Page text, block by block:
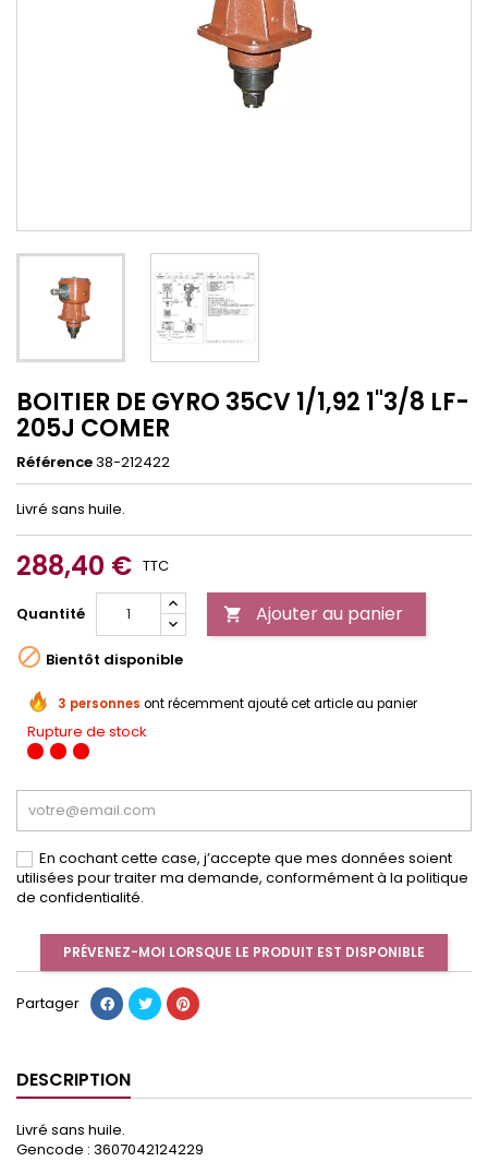
BOITIER DE GYRO 35CV 1/1,92 1"3/8 LF-
205J COMER
Référence38-212422
Livré sans huile.
288,40 € TTC
Quantité  Ajouter au panier
 Bientôt disponible
3 personnes ont récemment ajouté cet article au panier
Rupture de stock
En cochant cette case, j’accepte que mes données soient
utilisées pour traiter ma demande, conformément à la politique
de confidentialité.
PRÉVENEZ-MOI LORSQUE LE PRODUIT EST DISPONIBLE
Partager
DESCRIPTION
Livré sans huile.
Gencode : 3607042124229